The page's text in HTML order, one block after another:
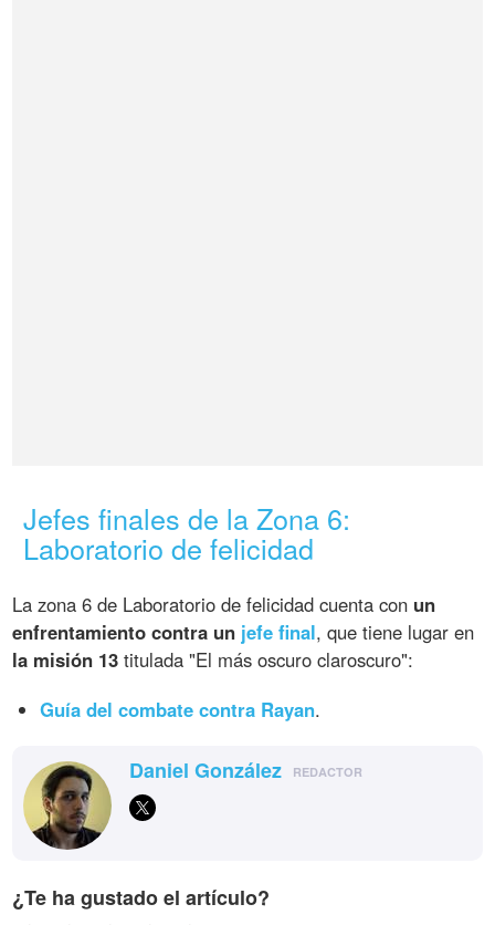
Jefes finales de la Zona 6:
Laboratorio de felicidad
La zona 6 de Laboratorio de felicidad cuenta con un
enfrentamiento contra un jefe final, que tiene lugar en
la misión 13 titulada "El más oscuro claroscuro":
Guía del combate contra Rayan.
Daniel González REDACTOR
¿Te ha gustado el artículo?